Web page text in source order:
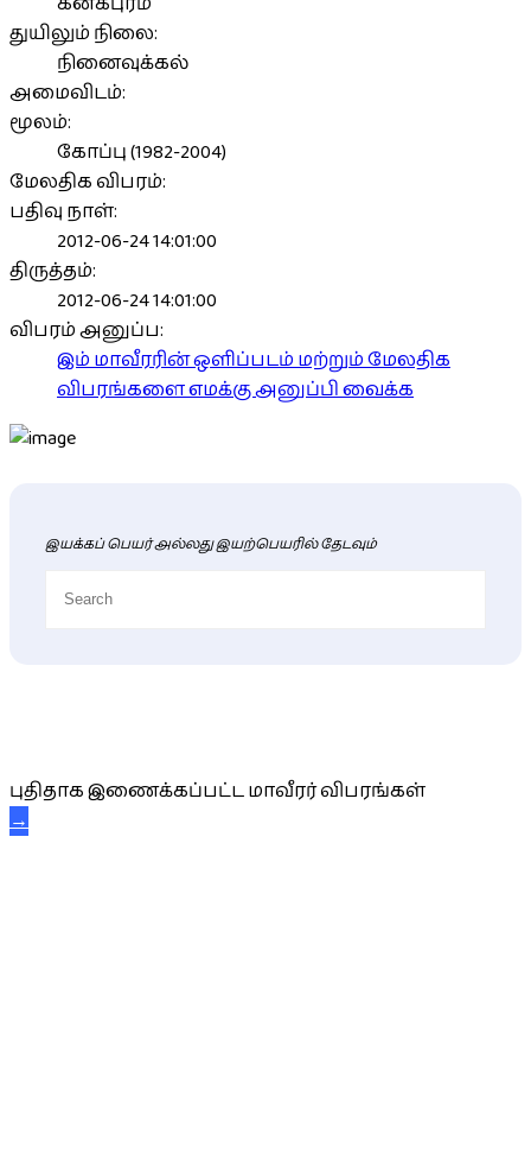
துயிலும் நிலை:
நினைவுக்கல்
அமைவிடம்:
மூலம்:
கோப்பு (1982-2004)
மேலதிக விபரம்:
பதிவு நாள்:
2012-06-24 14:01:00
திருத்தம்:
2012-06-24 14:01:00
விபரம் அனுப்ப:
இம் மாவீரரின் ஒளிப்படம் மற்றும் மேலதிக
விபரங்களை எமக்கு அனுப்பி வைக்க
இயக்கப் பெயர் அல்லது இயற்பெயரில் தேடவும்
புதிதாக இணைக்கப்பட்ட மாவீரர் விபரங்கள்
→